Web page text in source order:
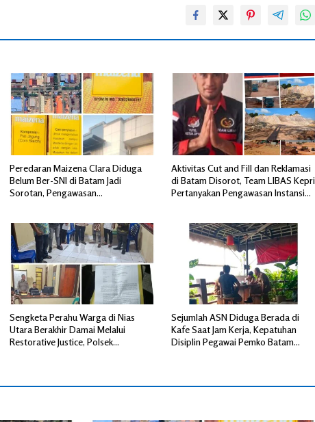
Peredaran Maizena Clara Diduga
Belum Ber-SNI di Batam Jadi
Sorotan, Pengawasan
Aktivitas Cut and Fill dan Reklamasi
di Batam Disorot, Team LIBAS Kepri
Pertanyakan Pengawasan Instansi
Sengketa Perahu Warga di Nias
Utara Berakhir Damai Melalui
Restorative Justice, Polsek
Sejumlah ASN Diduga Berada di
Kafe Saat Jam Kerja, Kepatuhan
Disiplin Pegawai Pemko Batam